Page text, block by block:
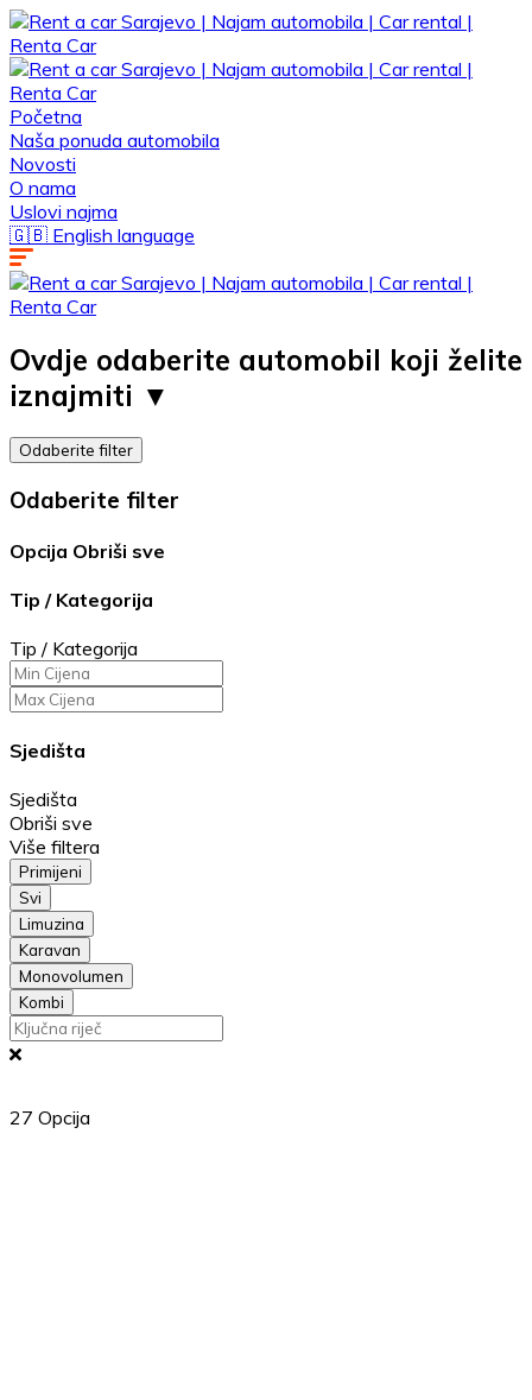
Početna
Naša ponuda automobila
Novosti
O nama
Uslovi najma
🇬🇧 English language
Ovdje odaberite automobil koji želite
iznajmiti ▼ ​
Odaberite filter
Odaberite filter
Opcija Obriši sve
Tip / Kategorija
Tip / Kategorija
Sjedišta
Sjedišta
Obriši sve
Više filtera
Primijeni
Svi
Limuzina
Karavan
Monovolumen
Kombi
27 Opcija